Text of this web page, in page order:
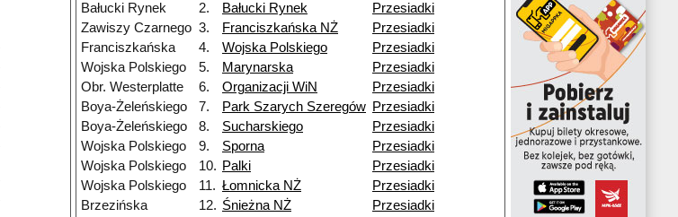
Bałucki Rynek
2. Bałucki Rynek
Przesiadki
Zawiszy Czarnego 3. Franciszkańska NŻ
Przesiadki
Franciszkańska
4. Wojska Polskiego
Przesiadki
Wojska Polskiego
5. Marynarska
Przesiadki
Obr. Westerplatte
6. Organizacji WiN
Przesiadki
Boya-Żeleńskiego
7. Park Szarych Szeregów Przesiadki
Boya-Żeleńskiego
8. Sucharskiego
Przesiadki
Wojska Polskiego
9. Sporna
Przesiadki
Wojska Polskiego
10. Palki
Przesiadki
Wojska Polskiego
11. Łomnicka NŻ
Przesiadki
Brzezińska
12. Śnieżna NŻ
Przesiadki